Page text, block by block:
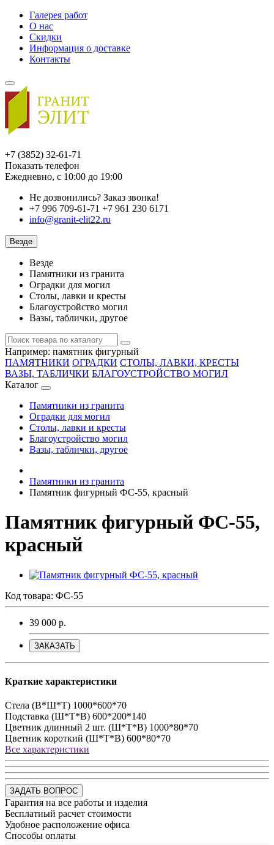
Галерея работ
О нас
Скидки
Информация о доставке
Контакты
+7 (3852) 32-61-71
Показать телефон
Ежедневно, с 10:00 до 19:00
Не дозвонились? Заказ звонка!
+7 996 709-61-71 +7 961 230 6171
info@granit-elit22.ru
Везде
Везде
Памятники из гранита
Оградки для могил
Столы, лавки и кресты
Благоустройство могил
Вазы, таблички, другое
Например: памятник фигурный
ПАМЯТНИКИ ОГРАДКИ СТОЛЫ, ЛАВКИ, КРЕСТЫ
ВАЗЫ, ТАБЛИЧКИ БЛАГОУСТРОЙСТВО МОГИЛ
Каталог
Памятники из гранита
Оградки для могил
Столы, лавки и кресты
Благоустройство могил
Вазы, таблички, другое
Памятники из гранита
Памятник фигурный ФС-55, красный
Памятник фигурный ФС-55,
красный
Код товара: ФС-55
39 000 р.
ЗАКАЗАТЬ
Краткие характеристики
Стела (В*Ш*Т) 1000*600*70
Подставка (Ш*Т*В) 600*200*140
Цветник длинный 2 шт. (Ш*Т*В) 1000*80*70
Цветник короткий (Ш*Т*В) 600*80*70
Все характеристики
ЗАДАТЬ ВОПРОС
Гарантия на все работы и изделия
Бесплатный расчет стоимости
Удобное расположение офиса
Способы оплаты